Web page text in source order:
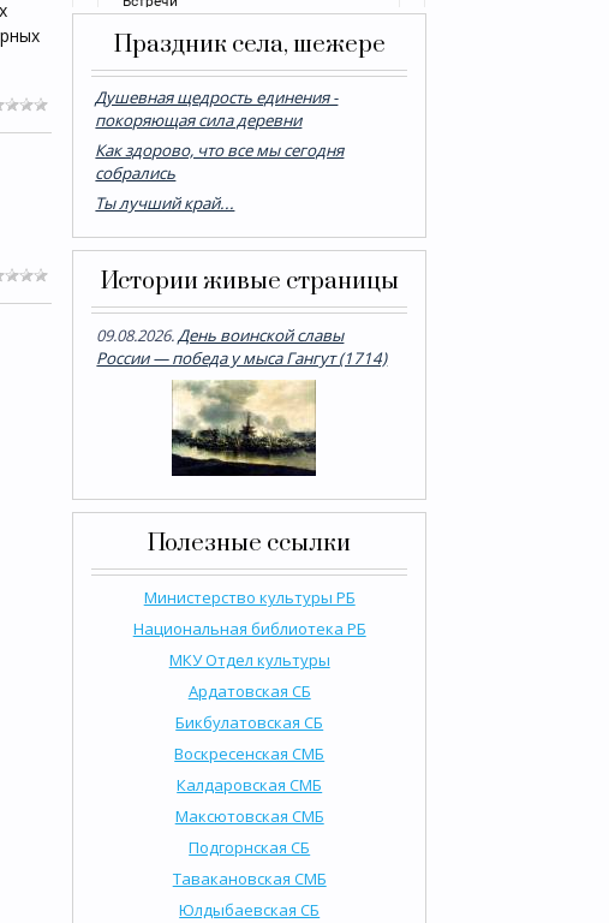
Праздник села, шежере
Душевная щедрость единения -
покоряющая сила деревни
Как здорово, что все мы сегодня
собрались
Ты лучший край...
Истории живые страницы
09.08.2026.День воинской славы
России — победа у мыса Гангут (1714)
Полезные ссылки
Министерство культуры РБ
Национальная библиотека РБ
МКУ Отдел культуры
Ардатовская СБ
Бикбулатовская СБ
Воскресенская СМБ
Калдаровская СМБ
Максютовская СМБ
Подгорнская СБ
Тавакановская СМБ
Юлдыбаевская СБ